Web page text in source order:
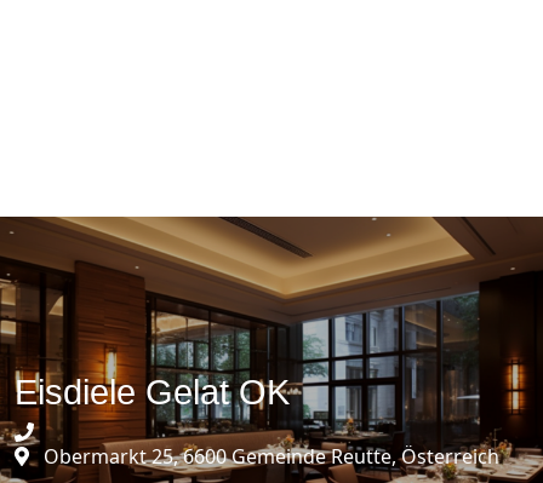
Eisdiele Gelat OK
Obermarkt 25, 6600 Gemeinde Reutte, Österreich